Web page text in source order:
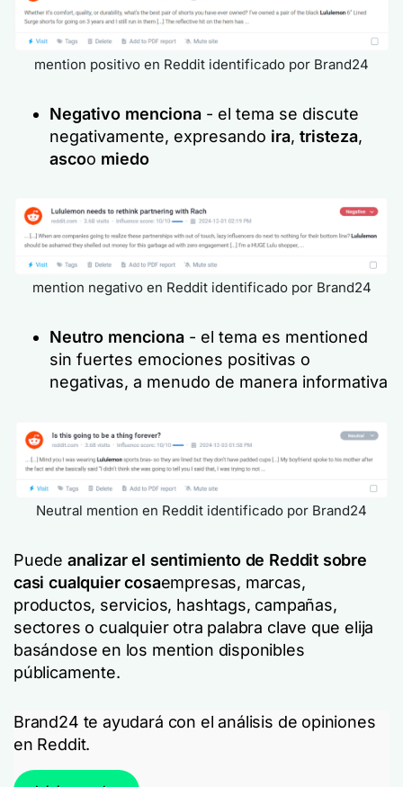
mention positivo en Reddit identificado por Brand24
Negativo menciona - el tema se discute
negativamente, expresando ira, tristeza,
ascoo miedo
mention negativo en Reddit identificado por Brand24
Neutro menciona - el tema es mentioned
sin fuertes emociones positivas o
negativas, a menudo de manera informativa
Neutral mention en Reddit identificado por Brand24
Puede analizar el sentimiento de Reddit sobre
casi cualquier cosaempresas, marcas,
productos, servicios, hashtags, campañas,
sectores o cualquier otra palabra clave que elija
basándose en los mention disponibles
públicamente.
Brand24 te ayudará con el análisis de opiniones
en Reddit.